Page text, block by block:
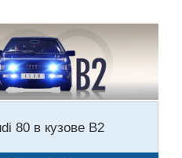
80 в кузове В2